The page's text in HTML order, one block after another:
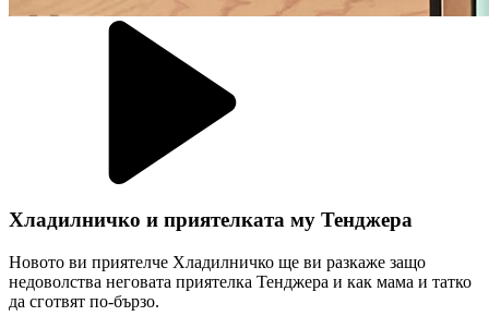
Хладилничко и приятелката му Тенджера
Новото ви приятелче Хладилничко ще ви разкаже защо
недоволства неговата приятелка Тенджера и как мама и татко
да сготвят по-бързо.